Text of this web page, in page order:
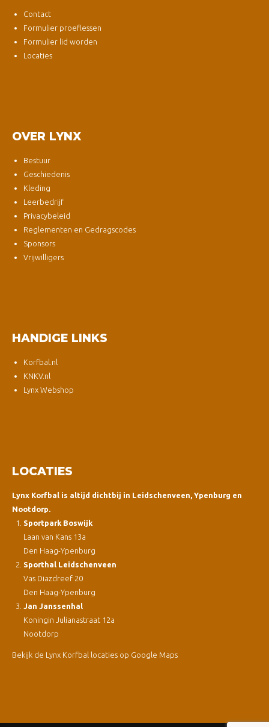
Contact
Formulier proeflessen
Formulier lid worden
Locaties
OVER LYNX
Bestuur
Geschiedenis
Kleding
Leerbedrijf
Privacybeleid
Reglementen en Gedragscodes
Sponsors
Vrijwilligers
HANDIGE LINKS
Korfbal.nl
KNKV.nl
Lynx Webshop
LOCATIES
Lynx Korfbal is altijd dichtbij in Leidschenveen, Ypenburg en
Nootdorp.
Sportpark Boswijk
Laan van Kans 13a
Den Haag-Ypenburg
Sporthal Leidschenveen
Vas Diazdreef 20
Den Haag-Ypenburg
Jan Janssenhal
Koningin Julianastraat 12a
Nootdorp
Bekijk de Lynx Korfbal locaties op Google Maps